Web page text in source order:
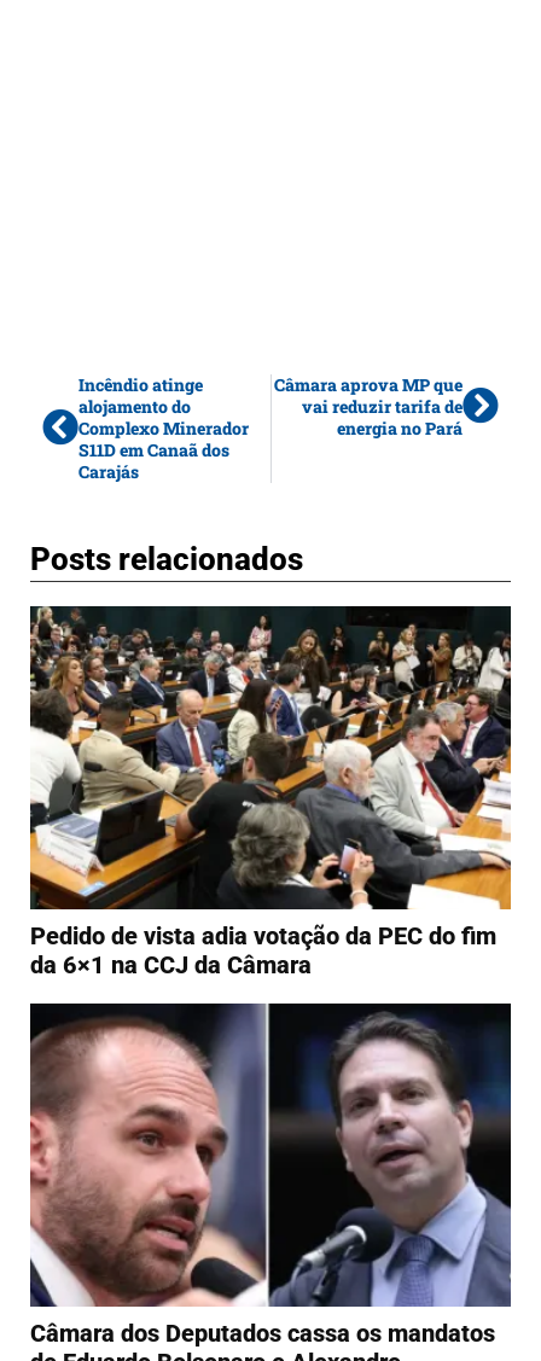
Incêndio atinge
alojamento do
Complexo Minerador
S11D em Canaã dos
Carajás
Câmara aprova MP que
vai reduzir tarifa de
energia no Pará
Posts relacionados
Pedido de vista adia votação da PEC do fim
da 6×1 na CCJ da Câmara
Câmara dos Deputados cassa os mandatos